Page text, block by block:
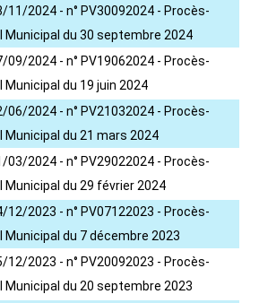
11/2024 - n° PV30092024 - Procès-
Municipal du 30 septembre 2024
09/2024 - n° PV19062024 - Procès-
Municipal du 19 juin 2024
06/2024 - n° PV21032024 - Procès-
Municipal du 21 mars 2024
03/2024 - n° PV29022024 - Procès-
Municipal du 29 février 2024
12/2023 - n° PV07122023 - Procès-
Municipal du 7 décembre 2023
12/2023 - n° PV20092023 - Procès-
Municipal du 20 septembre 2023